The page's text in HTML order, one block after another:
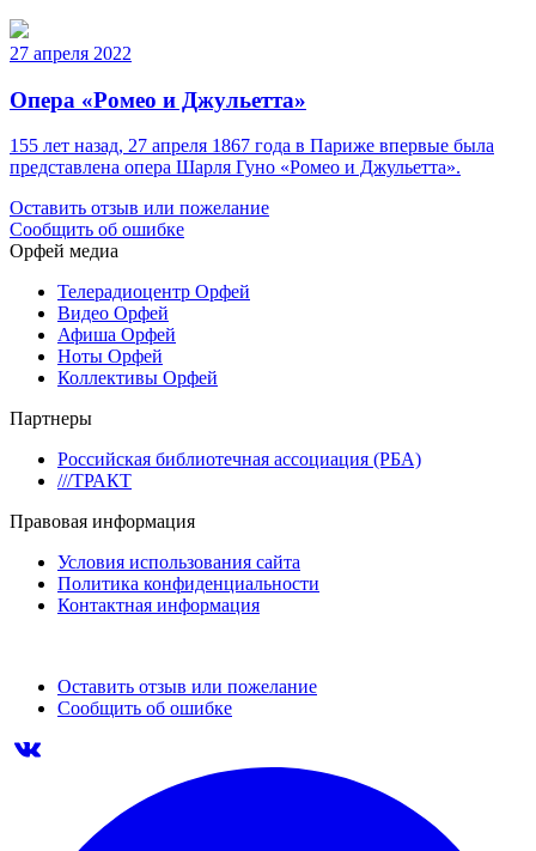
27 апреля 2022
Опера «Ромео и Джульетта»
155 лет назад, 27 апреля 1867 года в Париже впервые была
представлена опера Шарля Гуно «Ромео и Джульетта».
Оставить отзыв или пожелание
Сообщить об ошибке
Орфей медиа
Телерадиоцентр Орфей
Видео Орфей
Афиша Орфей
Ноты Орфей
Коллективы Орфей
Партнеры
Российская библиотечная ассоциация (РБА)
///ТРАКТ
Правовая информация
Условия использования сайта
Политика конфиденциальности
Контактная информация
Оставить отзыв или пожелание
Сообщить об ошибке